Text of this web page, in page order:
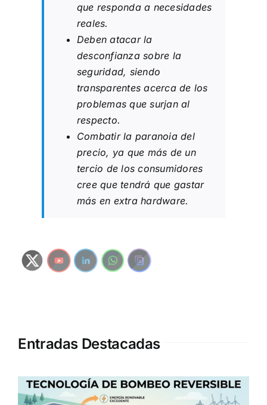
que responda a necesidades
reales.
Deben atacar la
desconfianza sobre la
seguridad, siendo
transparentes acerca de los
problemas que surjan al
respecto.
Combatir la paranoia del
precio, ya que más de un
tercio de los consumidores
cree que tendrá que gastar
más en extra hardware.
Entradas Destacadas